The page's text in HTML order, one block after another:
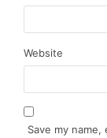
Website
Save my